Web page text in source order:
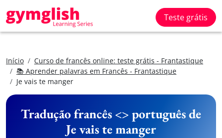
Teste grátis
Início
Curso de francês online: teste grátis - Frantastique
📚 Aprender palavras em Francês - Frantastique
Je vais te manger
Tradução francês <> português de
Je vais te manger